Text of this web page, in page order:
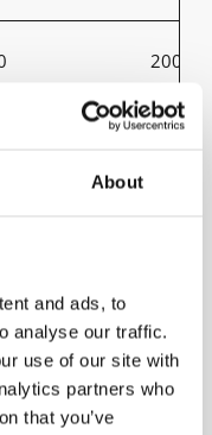
About
and ads, to
analyse our traffic.
use of our site with
partners who
that you’ve
200
200